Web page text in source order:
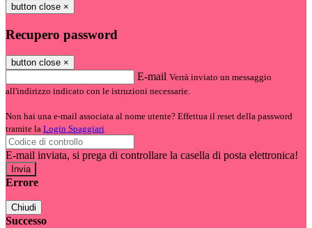
button close ×
Recupero password
button close ×
E-mail Verrà inviato un messaggio
all'indirizzo indicato con le istruzioni necessarie.
Non hai una e-mail associata al nome utente? Effettua il reset della password
tramite la Login Spaggiari
E-mail inviata, si prega di controllare la casella di posta elettronica!
Errore
Chiudi
Successo